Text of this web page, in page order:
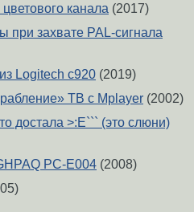
канала (2017)
при захвате PAL-сигнала
Logitech c920 (2019)
ТВ с Mplayer (2002)
достала >:E``` (это слюни)
PC-E004 (2008)